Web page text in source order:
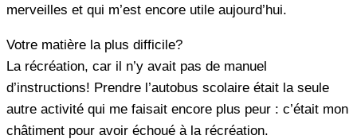
merveilles et qui m’est encore utile aujourd’hui.
Votre matière la plus difficile?
La récréation, car il n’y avait pas de manuel
d’instructions! Prendre l’autobus scolaire était la seule
autre activité qui me faisait encore plus peur : c’était mon
châtiment pour avoir échoué à la récréation.